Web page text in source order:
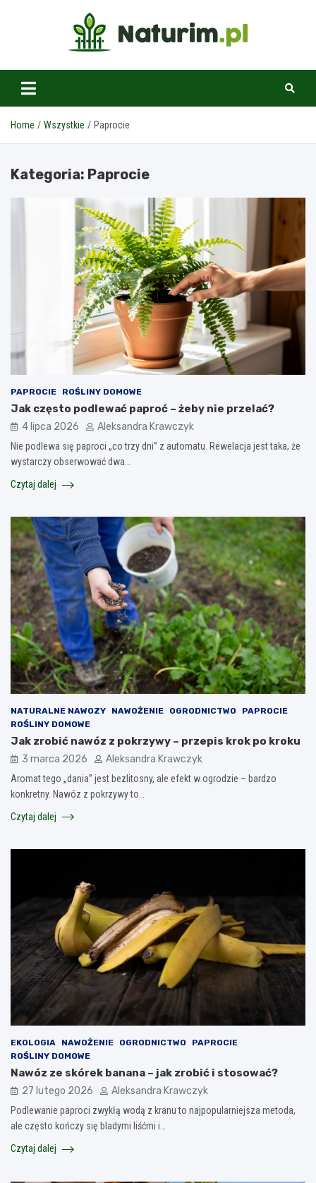
www.naturim.pl
Home Wszystkie Paprocie
Kategoria: Paprocie
PAPROCIE ROŚLINY DOMOWE
Jak często podlewać paproć – żeby nie przelać?
4 lipca 2026 Aleksandra Krawczyk
Nie podlewa się paproci „co trzy dni” z automatu. Rewelacja jest taka, że
wystarczy obserwować dwa…
Czytaj dalej
NATURALNE NAWOZY NAWOŻENIE OGRODNICTWO
PAPROCIE
ROŚLINY DOMOWE
Jak zrobić nawóz z pokrzywy – przepis krok po kroku
3 marca 2026 Aleksandra Krawczyk
Aromat tego „dania” jest bezlitosny, ale efekt w ogrodzie – bardzo
konkretny. Nawóz z pokrzywy to…
Czytaj dalej
EKOLOGIA NAWOŻENIE OGRODNICTWO
PAPROCIE
ROŚLINY DOMOWE
Nawóz ze skórek banana – jak zrobić i stosować?
27 lutego 2026 Aleksandra Krawczyk
Podlewanie paproci zwykłą wodą z kranu to najpopularniejsza metoda,
ale często kończy się bladymi liśćmi i…
Czytaj dalej